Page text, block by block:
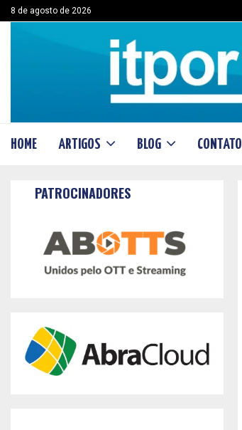
8 de agosto de 2026
HOME ARTIGOS BLOG CONTATO
PATROCINADORES